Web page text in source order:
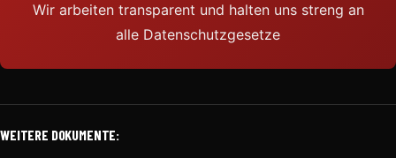
Wir arbeiten transparent und halten uns streng an
alle Datenschutzgesetze
WEITERE DOKUMENTE: